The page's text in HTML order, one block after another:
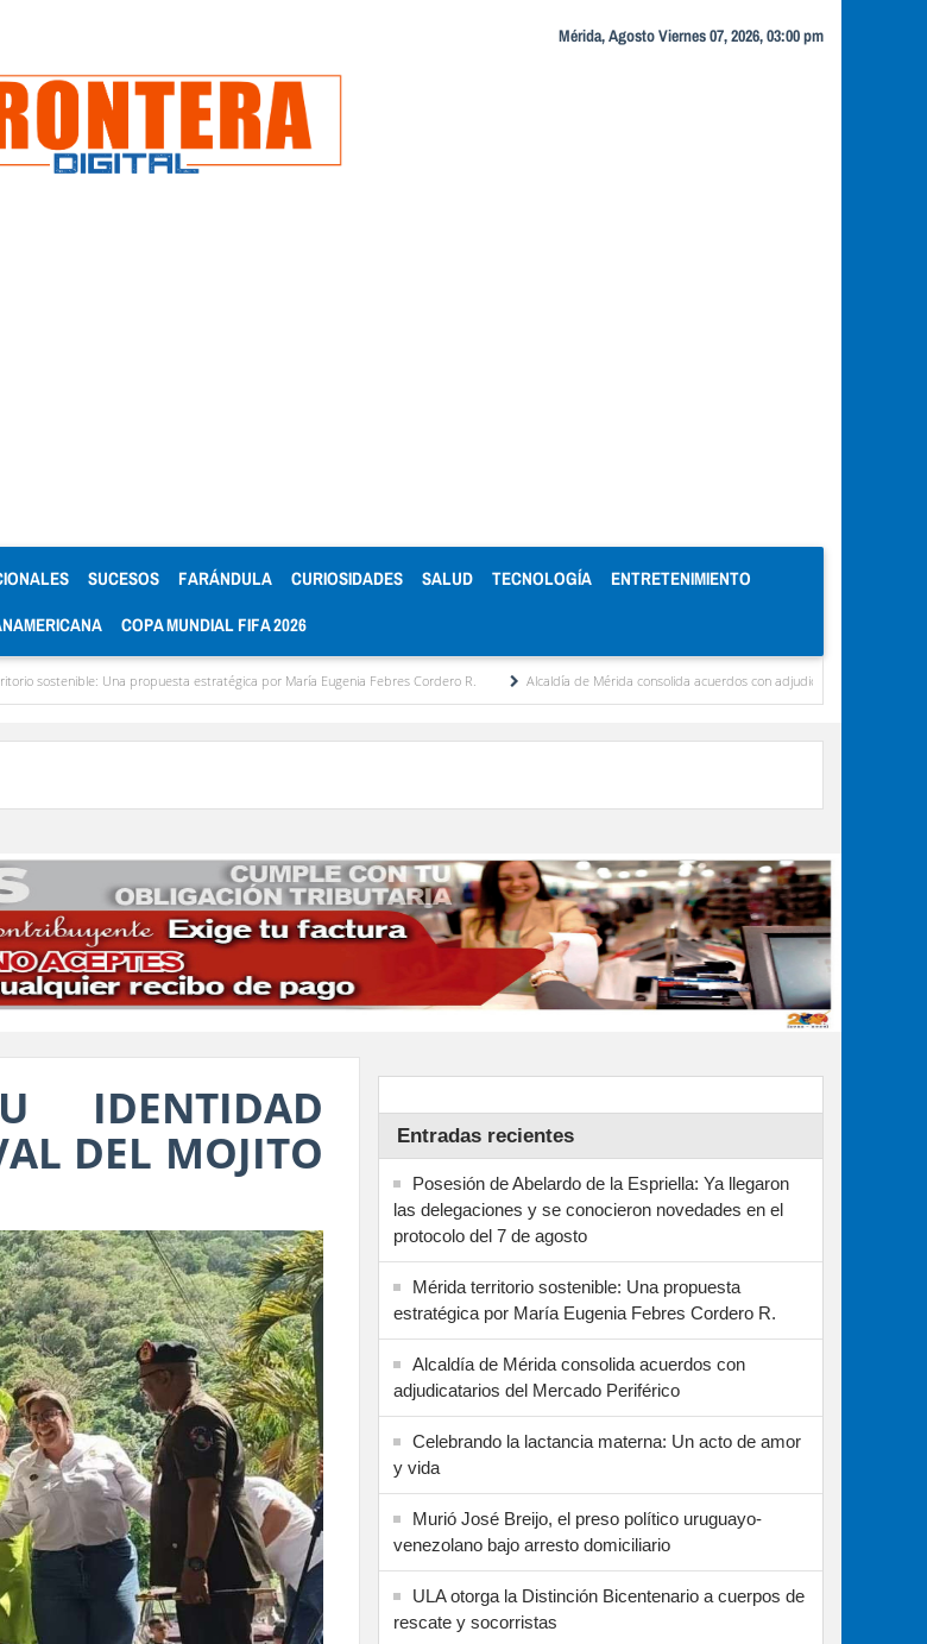
Mérida, Agosto Viernes 07, 2026, 03:00 pm
SUCESOS FARÁNDULA CURIOSIDADES SALUD TECNOLOGÍA ENTRETENIMIENTO
COPA MUNDIAL FIFA 2026
Una propuesta estratégica por María Eugenia Febres Cordero R. Alcaldía de Mérida consolida acuerdos con adjudicatarios del Mercado Periférico
IDENTIDAD
DEL MOJITO
Entradas recientes
Posesión de Abelardo de la Espriella: Ya llegaron
las delegaciones y se conocieron novedades en el
protocolo del 7 de agosto
Mérida territorio sostenible: Una propuesta
estratégica por María Eugenia Febres Cordero R.
Alcaldía de Mérida consolida acuerdos con
adjudicatarios del Mercado Periférico
Celebrando la lactancia materna: Un acto de amor
y vida
Murió José Breijo, el preso político uruguayo-
venezolano bajo arresto domiciliario
ULA otorga la Distinción Bicentenario a cuerpos de
rescate y socorristas